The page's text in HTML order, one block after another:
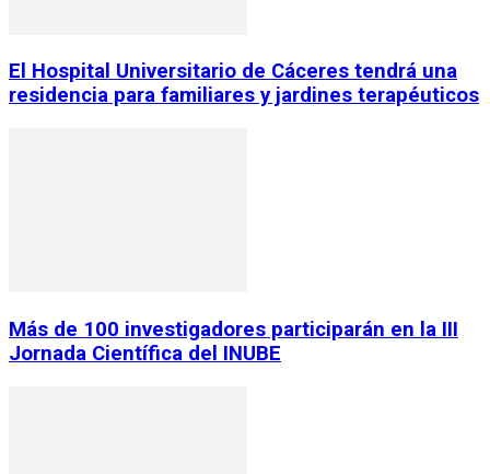
El Hospital Universitario de Cáceres tendrá una
residencia para familiares y jardines terapéuticos
Más de 100 investigadores participarán en la III
Jornada Científica del INUBE